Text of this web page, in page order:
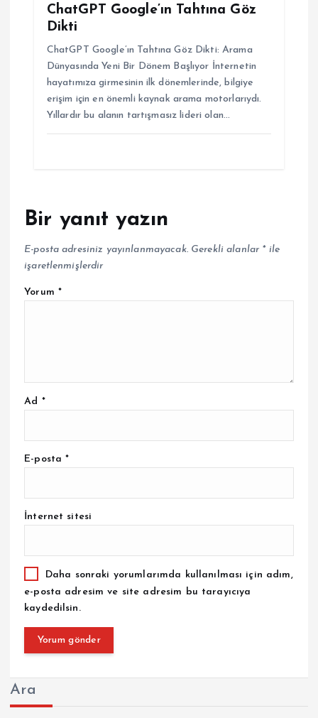
ChatGPT Google’ın Tahtına Göz
Dikti
ChatGPT Google’ın Tahtına Göz Dikti: Arama
Dünyasında Yeni Bir Dönem Başlıyor İnternetin
hayatımıza girmesinin ilk dönemlerinde, bilgiye
erişim için en önemli kaynak arama motorlarıydı.
Yıllardır bu alanın tartışmasız lideri olan…
Bir yanıt yazın
E-posta adresiniz yayınlanmayacak. Gerekli alanlar *ile
işaretlenmişlerdir
Yorum *
Ad *
E-posta*
İnternet sitesi
Daha sonraki yorumlarımda kullanılması için adım,
e-posta adresim ve site adresim bu tarayıcıya
kaydedilsin.
Ara